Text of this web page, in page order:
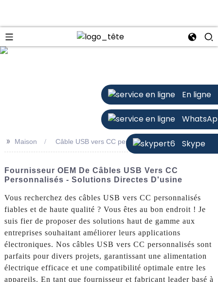
En ligne
Skype
>> Maison Câble USB vers CC personnalisé
Fournisseur OEM De Câbles USB Vers CC
Personnalisés - Solutions Directes D'usine
Vous recherchez des câbles USB vers CC personnalisés
fiables et de haute qualité ? Vous êtes au bon endroit ! Je
suis fier de proposer des solutions haut de gamme aux
entreprises souhaitant améliorer leurs applications
électroniques. Nos câbles USB vers CC personnalisés sont
parfaits pour divers projets, garantissant une alimentation
électrique efficace et une compatibilité optimale entre les
appareils. En tant que fournisseur et fabricant leader basé à